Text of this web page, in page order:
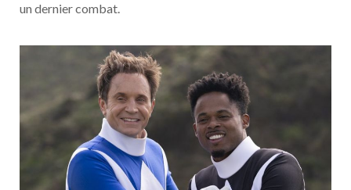
un dernier combat.